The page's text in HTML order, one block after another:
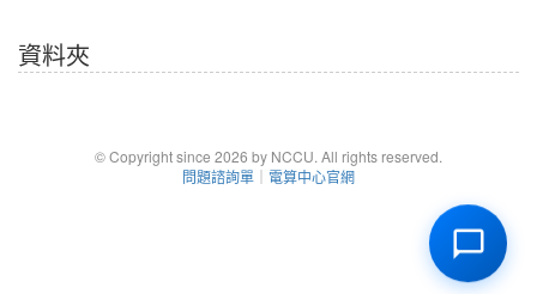
資料夾
© Copyright since 2026 by NCCU. All rights reserved.
問題諮詢單 ｜ 電算中心官網